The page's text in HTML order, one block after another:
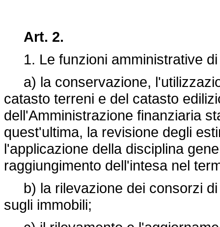
Art. 2.
1. Le funzioni amministrative di
a) la conservazione,
catasto terreni e del catasto
dell'Amministrazione finanziaria
quest'ultima, la revisione degli
l'applicazione della disciplina
raggiungimento dell'intesa nel
b) la rilevazione dei consorzi di
sugli immobili;